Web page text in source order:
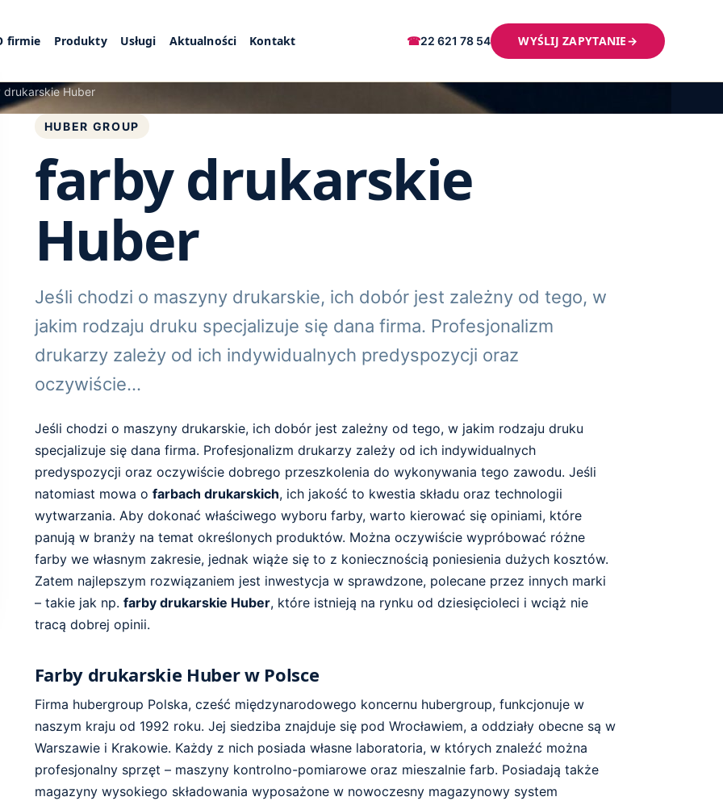
firmie Produkty Usługi Aktualności Kontakt ☎22 621 78 54 WYŚLIJ ZAPYTANIE→
drukarskie Huber
HUBER GROUP
farby drukarskie
Huber
Jeśli chodzi o maszyny drukarskie, ich dobór jest zależny od tego, w
jakim rodzaju druku specjalizuje się dana firma. Profesjonalizm
drukarzy zależy od ich indywidualnych predyspozycji oraz
oczywiście…
Jeśli chodzi o maszyny drukarskie, ich dobór jest zależny od tego, w jakim rodzaju druku
specjalizuje się dana firma. Profesjonalizm drukarzy zależy od ich indywidualnych
predyspozycji oraz oczywiście dobrego przeszkolenia do wykonywania tego zawodu. Jeśli
natomiast mowa o farbach drukarskich, ich jakość to kwestia składu oraz technologii
wytwarzania. Aby dokonać właściwego wyboru farby, warto kierować się opiniami, które
panują w branży na temat określonych produktów. Można oczywiście wypróbować różne
farby we własnym zakresie, jednak wiąże się to z koniecznością poniesienia dużych kosztów.
Zatem najlepszym rozwiązaniem jest inwestycja w sprawdzone, polecane przez innych marki
– takie jak np. farby drukarskie Huber, które istnieją na rynku od dziesięcioleci i wciąż nie
tracą dobrej opinii.
Farby drukarskie Huber w Polsce
Firma hubergroup Polska, cześć międzynarodowego koncernu hubergroup, funkcjonuje w
naszym kraju od 1992 roku. Jej siedziba znajduje się pod Wrocławiem, a oddziały obecne są w
Warszawie i Krakowie. Każdy z nich posiada własne laboratoria, w których znaleźć można
profesjonalny sprzęt – maszyny kontrolno-pomiarowe oraz mieszalnie farb. Posiadają także
magazyny wysokiego składowania wyposażone w nowoczesny magazynowy system